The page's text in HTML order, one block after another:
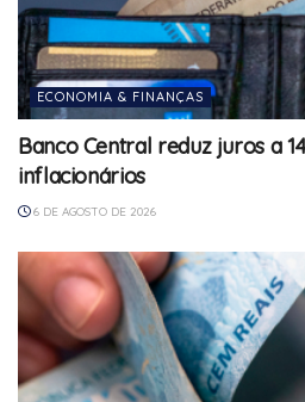
ECONOMIA & FINANÇAS
Banco Central reduz juros a
inflacionários
6 DE AGOSTO DE 2026